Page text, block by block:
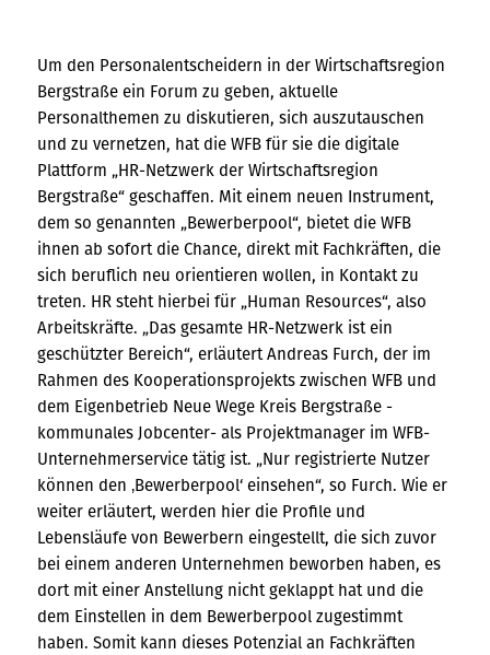
Um den Personalentscheidern in der Wirtschaftsregion
Bergstraße ein Forum zu geben, aktuelle
Personalthemen zu diskutieren, sich auszutauschen
und zu vernetzen, hat die WFB für sie die digitale
Plattform „HR-Netzwerk der Wirtschaftsregion
Bergstraße“ geschaffen. Mit einem neuen Instrument,
dem so genannten „Bewerberpool“, bietet die WFB
ihnen ab sofort die Chance, direkt mit Fachkräften, die
sich beruflich neu orientieren wollen, in Kontakt zu
treten. HR steht hierbei für „Human Resources“, also
Arbeitskräfte. „Das gesamte HR-Netzwerk ist ein
geschützter Bereich“, erläutert Andreas Furch, der im
Rahmen des Kooperationsprojekts zwischen WFB und
dem Eigenbetrieb Neue Wege Kreis Bergstraße -
kommunales Jobcenter- als Projektmanager im WFB-
Unternehmerservice tätig ist. „Nur registrierte Nutzer
können den ‚Bewerberpool‘ einsehen“, so Furch. Wie er
weiter erläutert, werden hier die Profile und
Lebensläufe von Bewerbern eingestellt, die sich zuvor
bei einem anderen Unternehmen beworben haben, es
dort mit einer Anstellung nicht geklappt hat und die
dem Einstellen in dem Bewerberpool zugestimmt
haben. Somit kann dieses Potenzial an Fachkräften